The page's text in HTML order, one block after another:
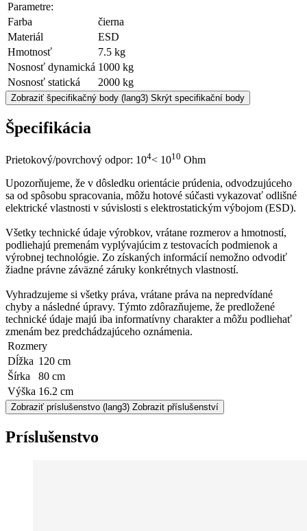
Parametre:
Farba
čierna
Materiál
ESD
Hmotnosť
7.5 kg
Nosnosť dynamická 1000 kg
Nosnosť statická
2000 kg
Zobraziť špecifikačný body (lang3) Skrýt specifikační body
Špecifikácia
Prietokový/povrchový odpor: 104< 1010 Ohm
Upozorňujeme, že v dôsledku orientácie prúdenia, odvodzujúceho
sa od spôsobu spracovania, môžu hotové súčasti vykazovať odlišné
elektrické vlastnosti v súvislosti s elektrostatickým výbojom (ESD).
Všetky technické údaje výrobkov, vrátane rozmerov a hmotností,
podliehajú premenám vyplývajúcim z testovacích podmienok a
výrobnej technológie. Zo získaných informácií nemožno odvodiť
žiadne právne záväzné záruky konkrétnych vlastností.
Vyhradzujeme si všetky práva, vrátane práva na nepredvídané
chyby a následné úpravy. Týmto zdôrazňujeme, že predložené
technické údaje majú iba informatívny charakter a môžu podliehať
zmenám bez predchádzajúceho oznámenia.
Rozmery
Dĺžka 120 cm
Šírka
80 cm
Výška 16.2 cm
Zobraziť príslušenstvo (lang3) Zobrazit příslušenství
Príslušenstvo